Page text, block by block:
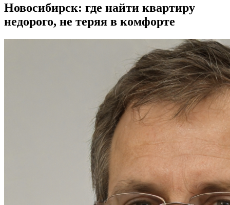
Новосибирск: где найти квартиру
недорого, не теряя в комфорте